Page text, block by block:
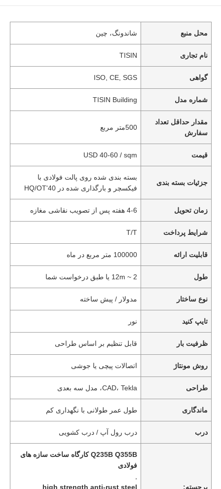
محل منبع شاندونگ، چین
نام تجاری TISIN
گواهی ISO, CE, SGS
شماره مدل TISIN Building
مقدار حداقل تعداد
سفارش
500متر مربع
قیمت USD 40-60 / sqm
جزئیات بسته بندی
بسته بندی شده روی پالت فولادی با
فیکسچر و بارگذاری شده در 40'HQ/OT
زمان تحویل 4-6 هفته پس از تصویب نقاشی مغازه
شرایط پرداخت T/T
قابلیت ارائه 100000 متر مربع در ماه
طول 2 ~ 12m یا طبق درخواست شما
نوع ساختار مدولار / پیش ساخته
تایپ کنید نور
ظرفیت بار قابل تنظیم بر اساس طراحی
روش مونتاژ اتصالات پیچی یا جوشی
طراحی CAD، Tekla، مدل سه بعدی
ماندگاری طول عمر طولانی با نگهداری کم
درب درب رول آپ / درب کشویی
برجسته:
Q235B Q355B کارگاه ساخت سازه های
فولادی
high strength anti-rust steel